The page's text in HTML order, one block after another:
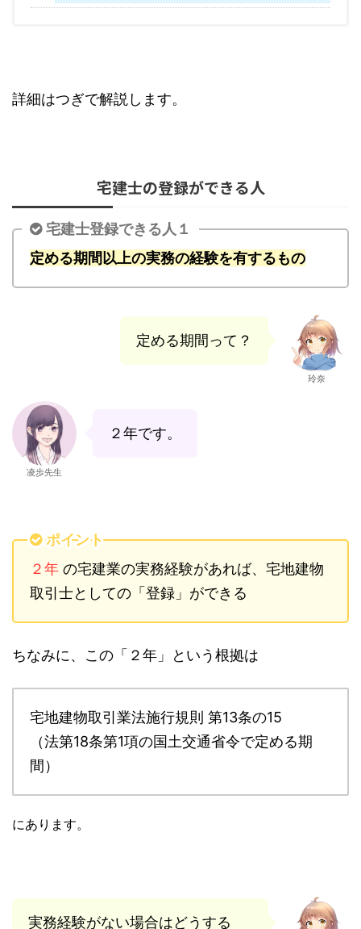
詳細はつぎで解説します。
宅建士の登録ができる人
宅建士登録できる人１
定める期間以上の実務の経験を有するもの
定める期間って？
玲奈
凌歩先生
２年です。
ポイント
２年の宅建業の実務経験があれば、宅地建物
取引士としての「登録」ができる
ちなみに、この「２年」という根拠は
宅地建物取引業法施行規則 第13条の15
（法第18条第1項の国土交通省令で定める期
間）
にあります。
実務経験がない場合はどうする